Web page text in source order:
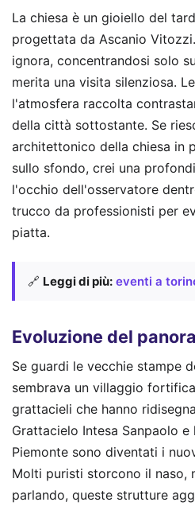
La chiesa è un gioiello del
progettata da Ascanio
ignora, concentrandosi solo
merita una visita silenziosa.
l'atmosfera raccolta
della città sottostante. Se
architettonico della chiesa in
sullo sfondo, crei una
l'occhio dell'osservatore
trucco da professionisti per
piatta.
🔗 Leggi di più: eventi a
Evoluzione del
Se guardi le vecchie stampe
sembrava un villaggio
grattacieli che hanno
Grattacielo Intesa Sanpaolo e
Piemonte sono diventati i
Molti puristi storcono il naso,
parlando, queste strutture